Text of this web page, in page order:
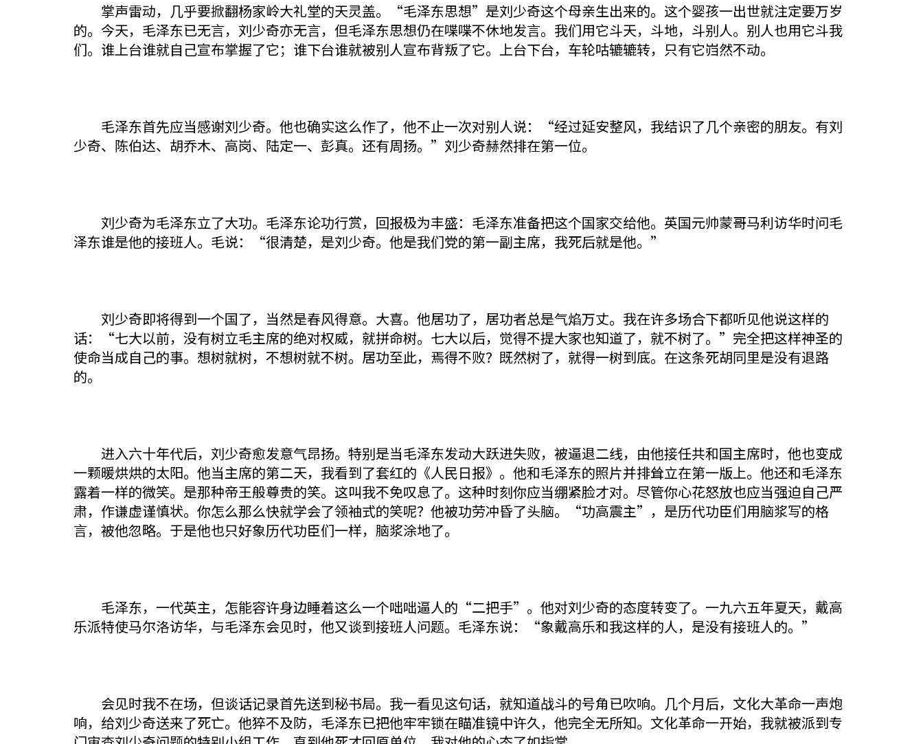
掌声雷动，几乎要掀翻杨家岭大礼堂的天灵盖。“毛泽东思想”是刘少奇这个母亲生出来的。这个婴孩一出世就注定要万岁
的。今天，毛泽东已无言，刘少奇亦无言，但毛泽东思想仍在喋喋不休地发言。我们用它斗天，斗地，斗别人。别人也用它斗我
们。谁上台谁就自己宣布掌握了它；谁下台谁就被别人宣布背叛了它。上台下台，车轮咕辘辘转，只有它岿然不动。
毛泽东首先应当感谢刘少奇。他也确实这么作了，他不止一次对别人说：“经过延安整风，我结识了几个亲密的朋友。有刘
少奇、陈伯达、胡乔木、高岗、陆定一、彭真。还有周扬。”刘少奇赫然排在第一位。
刘少奇为毛泽东立了大功。毛泽东论功行赏，回报极为丰盛：毛泽东准备把这个国家交给他。英国元帅蒙哥马利访华时问毛
泽东谁是他的接班人。毛说：“很清楚，是刘少奇。他是我们党的第一副主席，我死后就是他。”
刘少奇即将得到一个国了，当然是春风得意。大喜。他居功了，居功者总是气焰万丈。我在许多场合下都听见他说这样的
话：“七大以前，没有树立毛主席的绝对权威，就拼命树。七大以后，觉得不提大家也知道了，就不树了。”完全把这样神圣的
使命当成自己的事。想树就树，不想树就不树。居功至此，焉得不败？既然树了，就得一树到底。在这条死胡同里是没有退路
的。
进入六十年代后，刘少奇愈发意气昂扬。特别是当毛泽东发动大跃进失败，被逼退二线，由他接任共和国主席时，他也变成
一颗暖烘烘的太阳。他当主席的第二天，我看到了套红的《人民日报》。他和毛泽东的照片并排耸立在第一版上。他还和毛泽东
露着一样的微笑。是那种帝王般尊贵的笑。这叫我不免叹息了。这种时刻你应当绷紧脸才对。尽管你心花怒放也应当强迫自己严
肃，作谦虚谨慎状。你怎么那么快就学会了领袖式的笑呢？他被功劳冲昏了头脑。“功高震主”，是历代功臣们用脑浆写的格
言，被他忽略。于是他也只好象历代功臣们一样，脑浆涂地了。
毛泽东，一代英主，怎能容许身边睡着这么一个咄咄逼人的“二把手”。他对刘少奇的态度转变了。一九六五年夏天，戴高
乐派特使马尔洛访华，与毛泽东会见时，他又谈到接班人问题。毛泽东说：“象戴高乐和我这样的人，是没有接班人的。”
会见时我不在场，但谈话记录首先送到秘书局。我一看见这句话，就知道战斗的号角已吹响。几个月后，文化大革命一声炮
响，给刘少奇送来了死亡。他猝不及防，毛泽东已把他牢牢锁在瞄准镜中许久，他完全无所知。文化革命一开始，我就被派到专